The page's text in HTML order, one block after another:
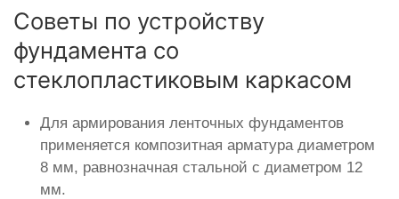
Советы по устройству
фундамента со
стеклопластиковым каркасом
Для армирования ленточных фундаментов
применяется композитная арматура диаметром
8 мм, равнозначная стальной с диаметром 12
мм.